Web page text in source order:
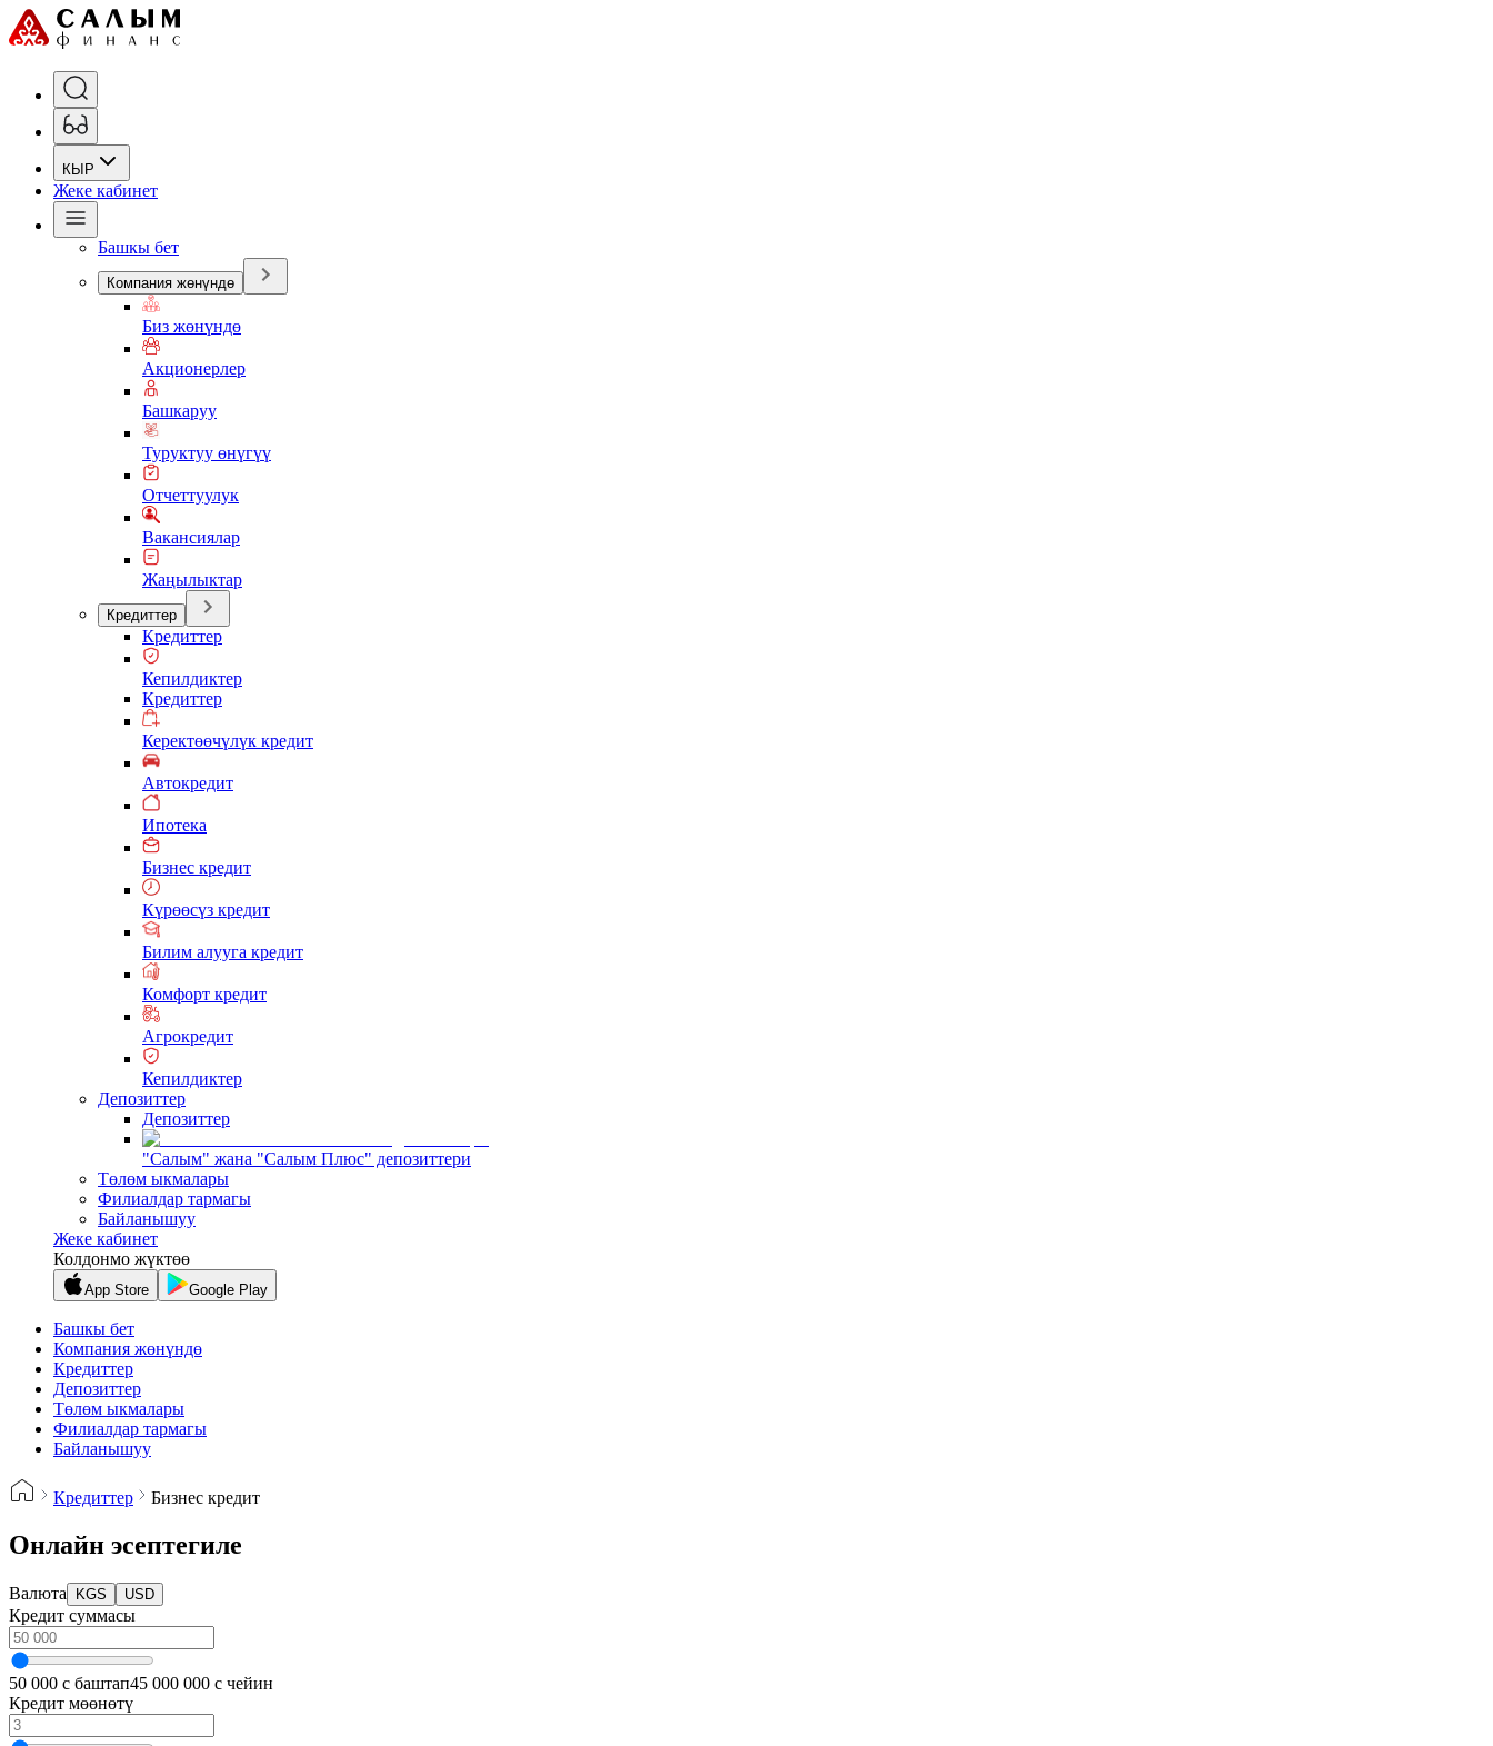
КЫР
Жеке кабинет
Башкы бет
Компания жөнүндө
Биз жөнүндө
Акционерлер
Башкаруу
Туруктуу өнүгүү
Отчеттуулук
Вакансиялар
Жаңылыктар
Кредиттер
Кредиттер
Кепилдиктер
Кредиттер
Керектөөчүлүк кредит
Автокредит
Ипотека
Бизнес кредит
Күрөөсүз кредит
Билим алууга кредит
Комфорт кредит
Агрокредит
Кепилдиктер
Депозиттер
Депозиттер
"Салым" жана "Салым Плюс" депозиттери
Төлөм ыкмалары
Филиалдар тармагы
Байланышуу
Жеке кабинет
Колдонмо жүктөө
App Store Google Play
Башкы бет
Компания жөнүндө
Кредиттер
Депозиттер
Төлөм ыкмалары
Филиалдар тармагы
Байланышуу
Кредиттер Бизнес кредит
Онлайн эсептегиле
Валюта KGS USD
Кредит суммасы
50 000 с баштап45 000 000 с чейин
Кредит мөөнөтү